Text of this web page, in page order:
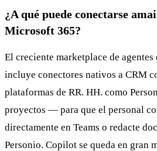
¿A qué puede conectarse
Microsoft 365?
El creciente marketplace de
incluye conectores nativos a CRM
plataformas de RR. HH. como
proyectos — para que el personal
directamente en Teams o redacte
Personio. Copilot se queda en gran